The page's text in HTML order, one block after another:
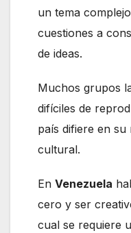
un tema
cuestiones a
de ideas.
Muchos grupos
difíciles de
país difiere en su
cultural.
En Venezuela
cero y ser
cual se requiere